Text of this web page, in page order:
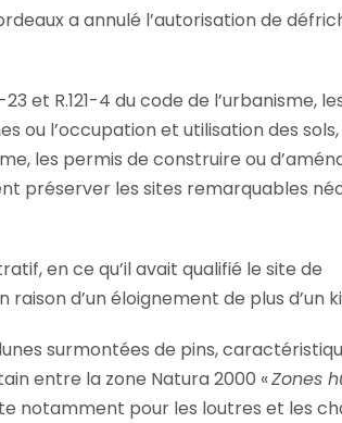
a annulé l’autorisation de
et R.121-4 du code de l’urbanisme,
ou l’occupation et utilisation des
les permis de construire ou
préserver les sites remarquables
en ce qu’il avait qualifié le site de
d’un éloignement de plus d’un
surmontées de pins,
entre la zone Natura 2000 «Zones
notamment pour les loutres et les